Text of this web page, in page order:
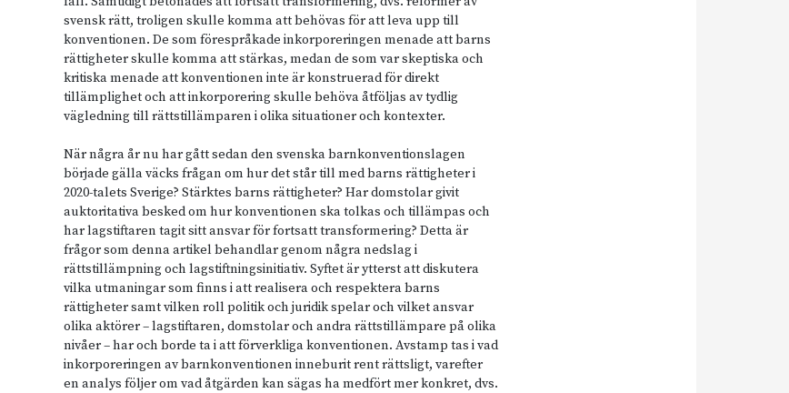
svensk rätt, troligen skulle komma att behövas för att leva upp till
konventionen. De som förespråkade inkorporeringen menade att barns
rättigheter skulle komma att stärkas, medan de som var skeptiska och
kritiska menade att konventionen inte är konstruerad för direkt
tillämplighet och att inkorporering skulle behöva åtföljas av tydlig
vägledning till rättstillämparen i olika situationer och kontexter.
När några år nu har gått sedan den svenska barnkonventionslagen
började gälla väcks frågan om hur det står till med barns rättigheter i
2020-talets Sverige? Stärktes barns rättigheter? Har domstolar givit
auktoritativa besked om hur konventionen ska tolkas och tillämpas och
har lagstiftaren tagit sitt ansvar för fortsatt transformering? Detta är
frågor som denna artikel behandlar genom några nedslag i
rättstillämpning och lagstiftningsinitiativ. Syftet är ytterst att diskutera
vilka utmaningar som finns i att realisera och respektera barns
rättigheter samt vilken roll politik och juridik spelar och vilket ansvar
olika aktörer – lagstiftaren, domstolar och andra rättstillämpare på olika
nivåer – har och borde ta i att förverkliga konventionen. Avstamp tas i vad
inkorporeringen av barnkonventionen inneburit rent rättsligt, varefter
en analys följer om vad åtgärden kan sägas ha medfört mer konkret, dvs.